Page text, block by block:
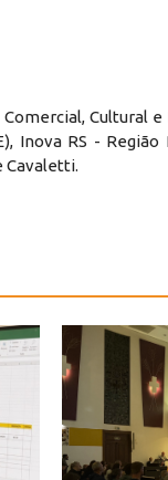
Cultural e
Inova RS -
Cavaletti.